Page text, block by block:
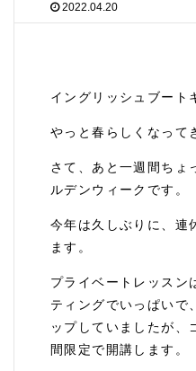
2022.04.20
イングリッシュブート
やっと春らしくなって
さて、あと一週間ちょ
ルデンウィークです。
今年は久しぶりに、連
ます。
プライベートレッスン
ティングでいっぱいで
ップしていましたが、
間限定で開講します。